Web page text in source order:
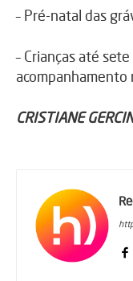
– Pré-natal das
– Crianças até
CRISTIANE